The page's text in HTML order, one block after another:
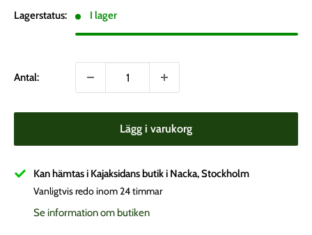
Lagerstatus: I lager
Antal:
Lägg i varukorg
Kan hämtas i Kajaksidans butik i Nacka, Stockholm
Vanligtvis redo inom 24 timmar
Se information om butiken